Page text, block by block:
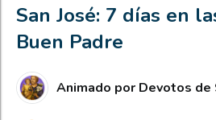
San José: 7 días en
Buen Padre
Animado por Devotos de